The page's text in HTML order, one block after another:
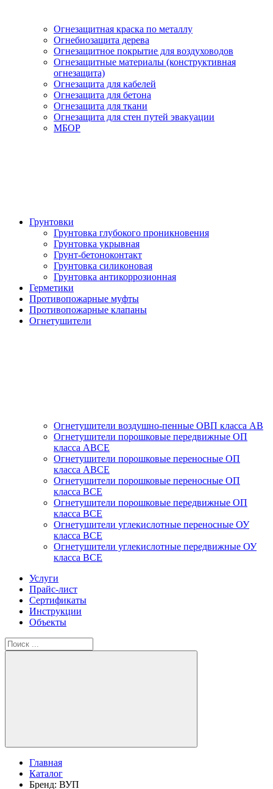
Огнезащитная краска по металлу
Огнебиозащита дерева
Огнезащитное покрытие для воздуховодов
Огнезащитные материалы (конструктивная
огнезащита)
Огнезащита для кабелей
Огнезащита для бетона
Огнезащита для ткани
Огнезащита для стен путей эвакуации
МБОР
Грунтовки
Грунтовка глубокого проникновения
Грунтовка укрывная
Грунт-бетоноконтакт
Грунтовка силиконовая
Грунтовка антикоррозионная
Герметики
Противопожарные муфты
Противопожарные клапаны
Огнетушители
Огнетушители воздушно-пенные ОВП класса АВ
Огнетушители порошковые передвижные ОП
класса АВСЕ
Огнетушители порошковые переносные ОП
класса АВСЕ
Огнетушители порошковые переносные ОП
класса ВСЕ
Огнетушители порошковые передвижные ОП
класса ВСЕ
Огнетушители углекислотные переносные ОУ
класса ВСЕ
Огнетушители углекислотные передвижные ОУ
класса ВСЕ
Услуги
Прайс-лист
Сертификаты
Инструкции
Объекты
Главная
Каталог
Бренд: ВУП